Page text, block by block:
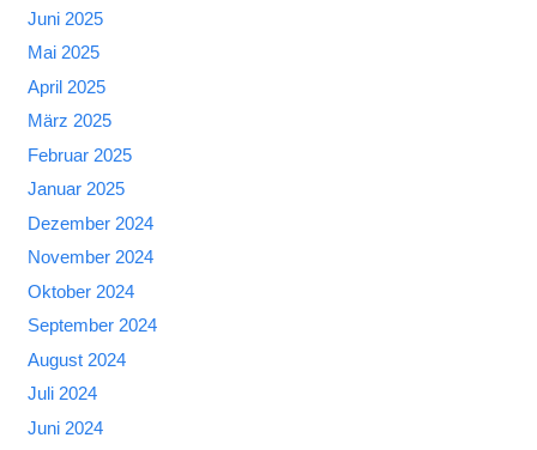
Juni 2025
Mai 2025
April 2025
März 2025
Februar 2025
Januar 2025
Dezember 2024
November 2024
Oktober 2024
September 2024
August 2024
Juli 2024
Juni 2024